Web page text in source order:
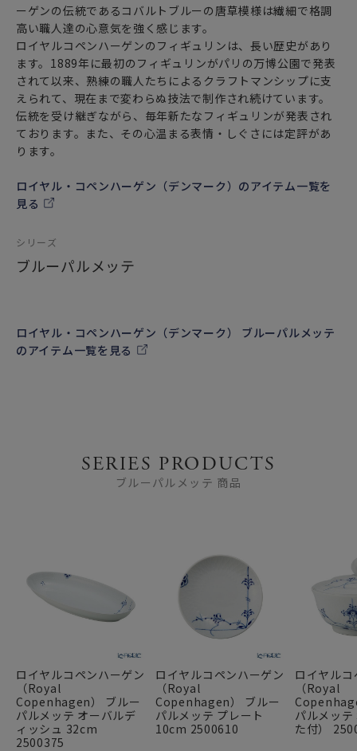
ーゲンの伝統であるコバルトブルーの唐草模様は繊細で格調
高い職人達の心意気を強く感じます。
ロイヤルコペンハーゲンのフィギュリンは、長い歴史があり
ます。1889年に最初のフィギュリンがパリの万博公園で発表
されて以来、熟練の職人たちによるクラフトマンシップに支
えられて、現在まで変わらぬ技法で制作され続けています。
伝統を受け継ぎながら、毎年新たなフィギュリンが発表され
ております。また、その心温まる表情・しぐさには定評があ
ります。
ロイヤル・コペンハーゲン（デンマーク）のアイテム一覧を
見る
シリーズ
ブルーパルメッテ
ロイヤル・コペンハーゲン（デンマーク） ブルーパルメッテ
のアイテム一覧を見る
SERIES PRODUCTS
ブルーパルメッテ 商品
ロイヤルコペンハーゲン
（Royal
Copenhagen） ブルー
パルメッテ オーバルデ
ィッシュ 32cm
2500375
ロイヤルコペンハーゲン
（Royal
Copenhagen） ブルー
パルメッテ プレート
10cm 2500610
ロイヤル
（Royal
パルメッ
た付）